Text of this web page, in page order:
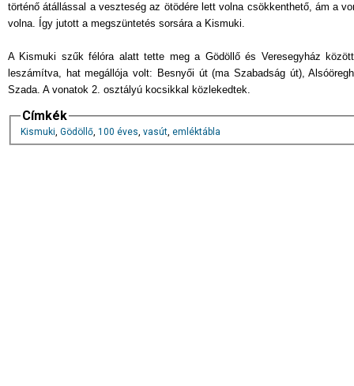
történő átállással a veszteség az ötödére lett volna csökkenthető, ám a
volna. Így jutott a megszüntetés sorsára a Kismuki.
A Kismuki szűk félóra alatt tette meg a Gödöllő és Veresegyház
leszámítva, hat megállója volt: Besnyői út (ma Szabadság út),
Szada. A vonatok 2. osztályú kocsikkal közlekedtek.
Címkék
Kismuki, Gödöllő, 100 éves, vasút, emléktábla